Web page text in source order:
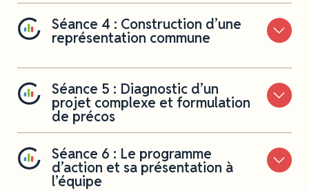
Séance 4 : Construction d’une
représentation commune
Séance 5 : Diagnostic d’un
projet complexe et formulation
de précos
Séance 6 : Le programme
d’action et sa présentation à
l’équipe